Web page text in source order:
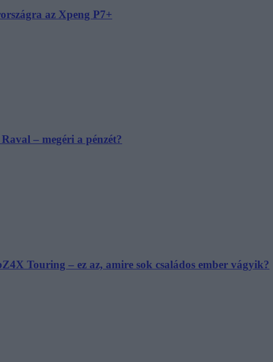
az Xpeng P7+
– megéri a pénzét?
Touring – ez az, amire sok családos ember vágyik?